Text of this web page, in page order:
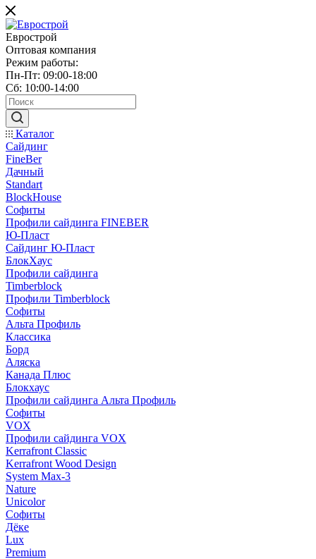
Еврострой
Оптовая компания
Режим работы:
Пн-Пт: 09:00-18:00
Сб: 10:00-14:00
Каталог
Сайдинг
FineBer
Дачный
Standart
BlockHouse
Софиты
Профили сайдинга FINEBER
Ю-Пласт
Сайдинг Ю-Пласт
БлокХаус
Профили сайдинга
Timberblock
Профили Timberblock
Софиты
Альта Профиль
Классика
Борд
Аляска
Канада Плюс
Блокхаус
Профили сайдинга Альта Профиль
Софиты
VOX
Профили сайдинга VOX
Kerrafront Classic
Kerrafront Wood Design
System Max-3
Nature
Unicolor
Софиты
Дёке
Lux
Premium